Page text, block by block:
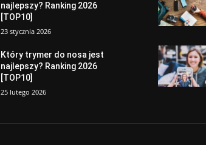
najlepszy? Ranking 2026
[TOP10]
23 stycznia 2026
Który trymer do nosa jest
najlepszy? Ranking 2026
[TOP10]
25 lutego 2026